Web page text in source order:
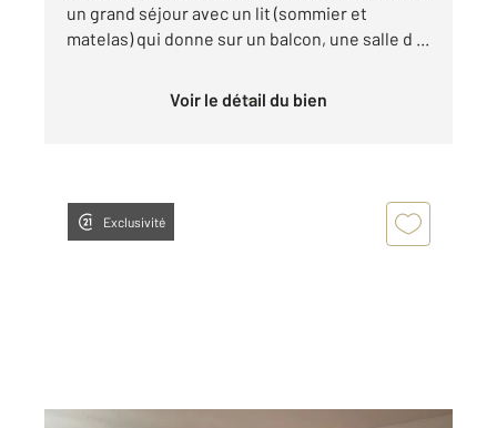
un grand séjour avec un lit (sommier et
matelas) qui donne sur un balcon, une salle d ...
Voir le détail du bien
Exclusivité